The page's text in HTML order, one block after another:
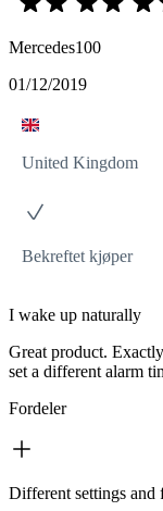
Mercedes100
01/12/2019
United Kingdom
Bekreftet kjøper
I wake up naturally
Great product.
set a different alarm
Fordeler
Different settings and